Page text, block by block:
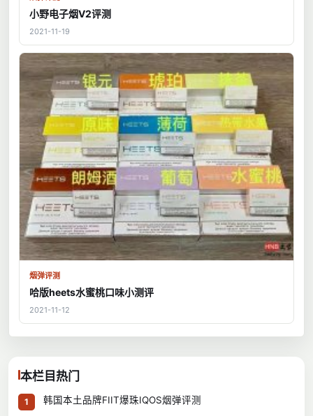
小野电子烟V2评测
2021-11-19
烟弹评测
哈版heets水蜜桃口味小测评
2021-11-12
本栏目热门
1 韩国本土品牌FIIT爆珠IQOS烟弹评测